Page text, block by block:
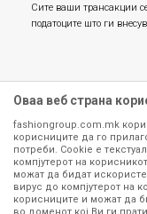
Сите ваши трансакции
податоците што ги
Сите информации
онлајн продавница се
Оваа веб страна
fashiongroup.com.mk
корисниците да го
потреби. Cookie е
компјутерот на
можат да бидат
вирус до компјутерот на
корисниците и можат да